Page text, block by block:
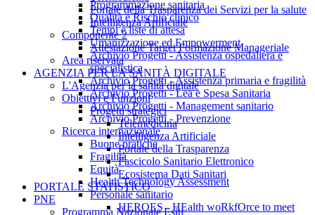
Portale della Trasparenza dei Servizi per la salute
Intelligenza Artificiale
Componente 2
Attestazione Target Formazione Manageriale
Area riservata
AGENZIA PER LA SANITÀ DIGITALE
L'Agenzia per la sanità digitale
Obiettivi e Funzioni
Progetti strategici
Telemedicina
Intelligenza Artificiale
Portale della Trasparenza
Fascicolo Sanitario Elettronico
Ecosistema Dati Sanitari
PORTALE STATISTICO
PNE
Programma Nazionale Esiti
Programmazione sanitaria
Qualità e Rischio clinico
Tempi e liste di attesa
Umanizzazione ed Empowerment
Archivio Progetti - Assistenza ospedaliera e
specialistica
Archivio Progetti - Assistenza primaria e fragilità
Archivio Progetti - Lea e Spesa Sanitaria
Archivio Progetti - Management sanitario
Archivio Progetti - Prevenzione
Ricerca internazionale
Buone pratiche
Fragilità
Equità
Health Technology Assessment
Personale sanitario
HEROES - HEalth woRkfOrce to meet